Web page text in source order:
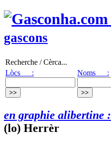
gascons
Recherche / Cèrca...
Lòcs :
Noms :
en graphie alibertine :
(lo) Herrèr